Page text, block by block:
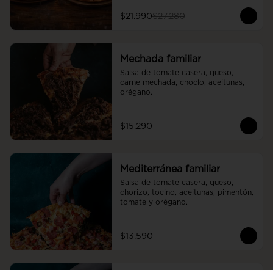
$21.990$27.280
Mechada familiar
Salsa de tomate casera, queso,
carne mechada, choclo, aceitunas,
orégano.
$15.290
Mediterránea familiar
Salsa de tomate casera, queso,
chorizo, tocino, aceitunas, pimentón,
tomate y orégano.
$13.590